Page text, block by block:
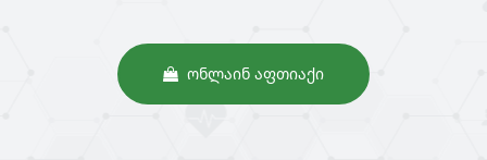
ᲝᲜᲚᲐᲘᲜ ᲐᲤᲗᲘᲐᲥᲘ